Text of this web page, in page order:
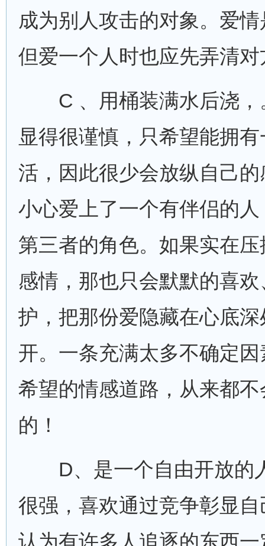
成为别人攻击的对象。爱
但爱一个人时也应先弄清
C 、用桶装满水后浇，
显得很谨慎，只希望能拥
活，因此很少会放纵自己
小心爱上了一个有伴侣的
第三者的角色。如果实在
感情，那也只会默默的喜
护，把那份爱隐藏在心底
开。一条充满太多不确定
希望的情感道路，从来都
的！
D、是一个自由开放的
很强，喜欢通过竞争彰显
认为有许多人追逐的东西